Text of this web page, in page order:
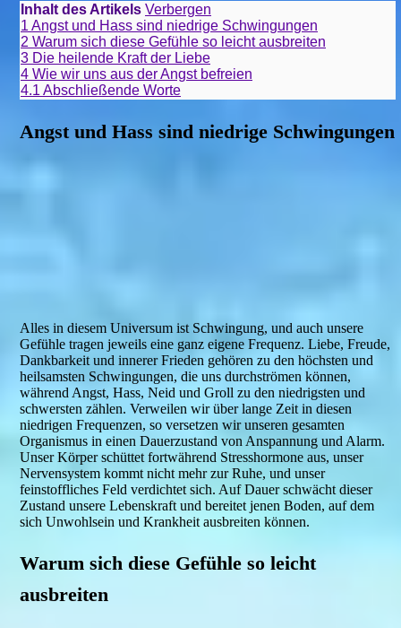
Inhalt des Artikels Verbergen
1 Angst und Hass sind niedrige Schwingungen
2 Warum sich diese Gefühle so leicht ausbreiten
3 Die heilende Kraft der Liebe
4 Wie wir uns aus der Angst befreien
4.1 Abschließende Worte
Angst und Hass sind niedrige Schwingungen
Alles in diesem Universum ist Schwingung, und auch unsere
Gefühle tragen jeweils eine ganz eigene Frequenz. Liebe, Freude,
Dankbarkeit und innerer Frieden gehören zu den höchsten und
heilsamsten Schwingungen, die uns durchströmen können,
während Angst, Hass, Neid und Groll zu den niedrigsten und
schwersten zählen. Verweilen wir über lange Zeit in diesen
niedrigen Frequenzen, so versetzen wir unseren gesamten
Organismus in einen Dauerzustand von Anspannung und Alarm.
Unser Körper schüttet fortwährend Stresshormone aus, unser
Nervensystem kommt nicht mehr zur Ruhe, und unser
feinstoffliches Feld verdichtet sich. Auf Dauer schwächt dieser
Zustand unsere Lebenskraft und bereitet jenen Boden, auf dem
sich Unwohlsein und Krankheit ausbreiten können.
Warum sich diese Gefühle so leicht
ausbreiten